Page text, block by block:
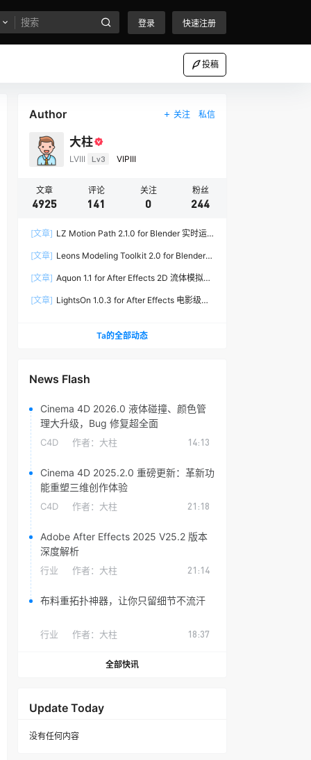
登录 快速注册
投稿
Author 关注 私信
大柱
LVIII Lv3 VIPIII
文章
4925
评论
141
关注
0
粉丝
244
[文章] LZ Motion Path 2.1.0 for Blender 实时运
[文章] Leons Modeling Toolkit 2.0 for Blender
[文章] Aquon 1.1 for After Effects 2D 流体模拟插
[文章] LightsOn 1.0.3 for After Effects 电影级镜
Ta的全部动态
News Flash
Cinema 4D 2026.0 液体碰撞、颜色管
理大升级，Bug 修复超全面
C4D 作者： 大柱 14:13
Cinema 4D 2025.2.0 重磅更新：革新功
能重塑三维创作体验
C4D 作者： 大柱 21:18
Adobe After Effects 2025 V25.2 版本
深度解析
行业 作者： 大柱 21:14
布料重拓扑神器，让你只留细节不流汗
行业 作者： 大柱 18:37
全部快讯
Update Today
没有任何内容